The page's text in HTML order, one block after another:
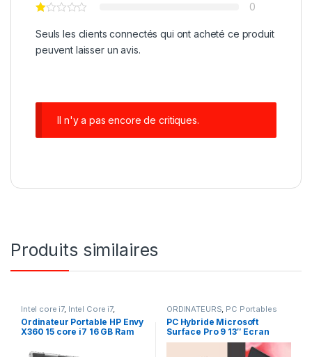
0
Seuls les clients connectés qui ont acheté ce produit
peuvent laisser un avis.
Il n'y a pas encore de critiques.
Produits similaires
Intel core i7, Intel Core i7,
ORDINATEURS PC Portables
Ordinateur Portable HP Envy
X360 15 core i7 16 GB Ram
tactile 15.6 pouces
ORDINATEURS, PC Portables
PC Hybride Microsoft
Surface Pro 9 13″ Ecran
tactile Intel Core i7 16 Go
RAM 512 Go SSD Graphite